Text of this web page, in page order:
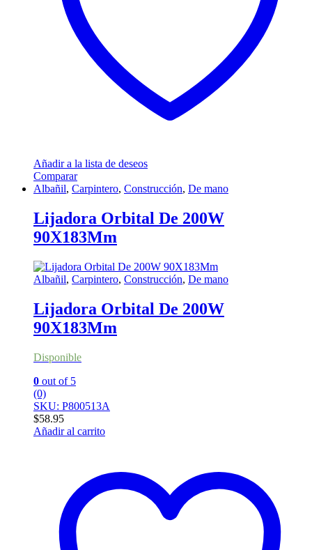
Añadir a la lista de deseos
Comparar
Albañil, Carpintero, Construcción, De mano
Lijadora Orbital De 200W
90X183Mm
Albañil, Carpintero, Construcción, De mano
Lijadora Orbital De 200W
90X183Mm
Disponible
0 out of 5
(0)
SKU: P800513A
$58.95
Añadir al carrito